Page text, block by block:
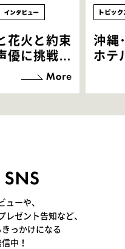
花火と約束
優に挑戦！
らっている
居に没頭で
沖縄
ホテ
ーや、
ゼント告知など、
っかけになる
中！